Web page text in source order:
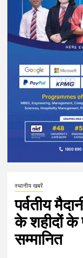
स्थानीय खबरें
पर्वतीय
के शहीदों के
सम्मानित